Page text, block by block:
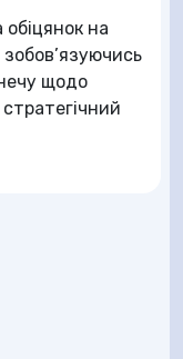
обіцянок на
щодо